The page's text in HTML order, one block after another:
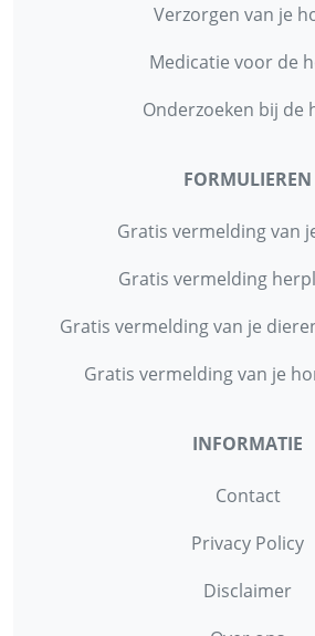
Verzorgen van je
Medicatie voor de
Onderzoeken bij de
FORMULIEREN
Gratis vermelding van
Gratis vermelding
Gratis vermelding van je
Gratis vermelding van je
INFORMATIE
Contact
Privacy Policy
Disclaimer